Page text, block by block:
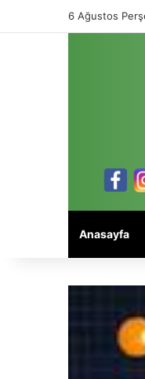
6 Ağustos
Anasayfa